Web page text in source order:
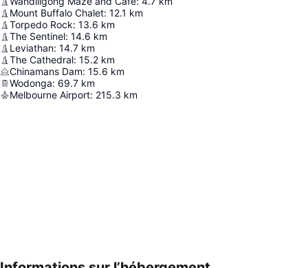
Mount Buffalo Chalet: 12.1 km
Torpedo Rock: 13.6 km
The Sentinel: 14.6 km
Leviathan: 14.7 km
The Cathedral: 15.2 km
Chinamans Dam: 15.6 km
Wodonga: 69.7 km
Melbourne Airport: 215.3 km